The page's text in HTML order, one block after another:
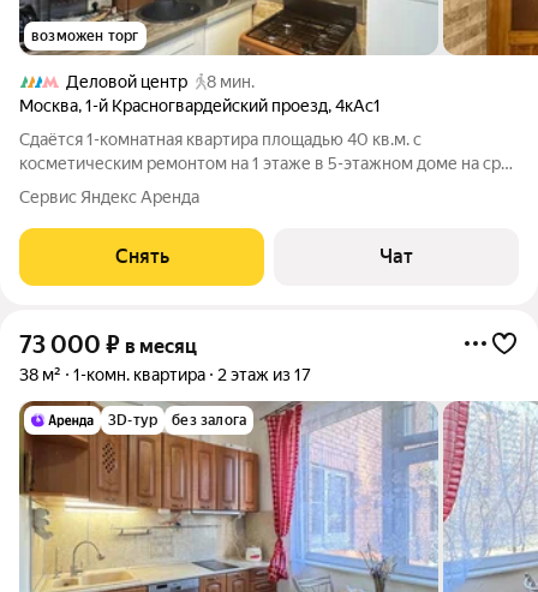
возможен торг
Деловой центр
8 мин.
Москва,1-й Красногвардейский проезд,4кАс1
Сдаётся 1-комнатная квартира площадью 40 кв.м. с
косметическим ремонтом на 1 этаже в 5-этажном доме на срок
от 11 месяцев. Из техники есть: Телевизор Духовой шкаф
Стиральная машина Холодильник Бойлер Микроволновка
Пылесос Дом - кирпичный, окна
Сервис Яндекс Аренда
Снять Чат
73 000 ₽ в месяц
38 м² 1-комн. квартира 2 этаж из 17
3D-тур без залога